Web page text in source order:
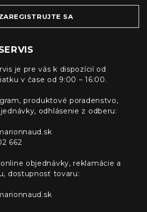
SA
je pre vás k dispozícií od
v čase od 9:00 – 16:00.
produktové poradenstvo,
odhlásenie z odberu:
662
objednávky, reklamácie a
dostupnosť tovaru: